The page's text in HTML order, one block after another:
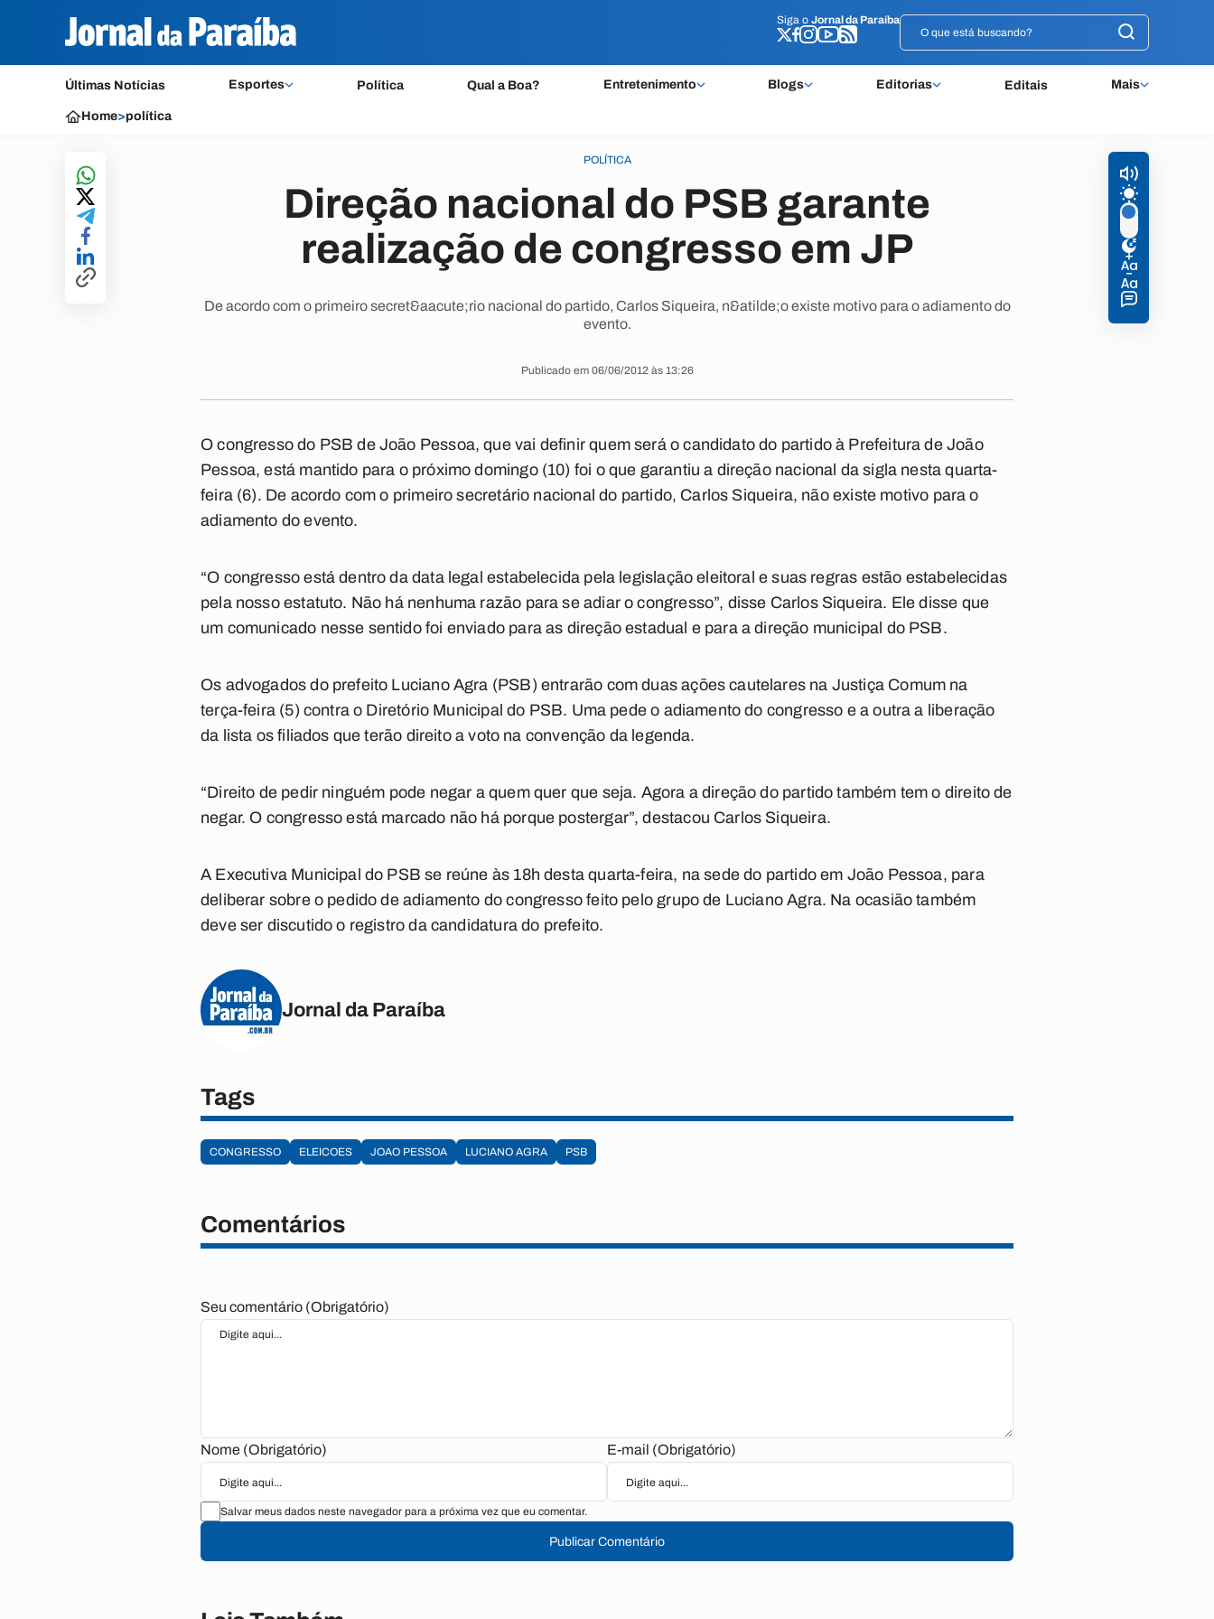
Siga o Jornal da Paraíba
Últimas Notícias Esportes Política Qual a Boa? Entretenimento Blogs Editorias Editais Mais
Siga o Jornal da Paraíba
Home>política
POLÍTICA
Direção nacional do PSB garante
realização de congresso em JP
De acordo com o primeiro secret&aacute;rio nacional do partido, Carlos Siqueira, n&atilde;o existe motivo para o adiamento do
evento.
Publicado em 06/06/2012 às 13:26
O congresso do PSB de João Pessoa, que vai definir quem será o candidato do partido à Prefeitura de João
Pessoa, está mantido para o próximo domingo (10) foi o que garantiu a direção nacional da sigla nesta quarta-
feira (6). De acordo com o primeiro secretário nacional do partido, Carlos Siqueira, não existe motivo para o
adiamento do evento.
“O congresso está dentro da data legal estabelecida pela legislação eleitoral e suas regras estão estabelecidas
pela nosso estatuto. Não há nenhuma razão para se adiar o congresso”, disse Carlos Siqueira. Ele disse que
um comunicado nesse sentido foi enviado para as direção estadual e para a direção municipal do PSB.
Os advogados do prefeito Luciano Agra (PSB) entrarão com duas ações cautelares na Justiça Comum na
terça-feira (5) contra o Diretório Municipal do PSB. Uma pede o adiamento do congresso e a outra a liberação
da lista os filiados que terão direito a voto na convenção da legenda.
“Direito de pedir ninguém pode negar a quem quer que seja. Agora a direção do partido também tem o direito de
negar. O congresso está marcado não há porque postergar”, destacou Carlos Siqueira.
A Executiva Municipal do PSB se reúne às 18h desta quarta-feira, na sede do partido em João Pessoa, para
deliberar sobre o pedido de adiamento do congresso feito pelo grupo de Luciano Agra. Na ocasião também
deve ser discutido o registro da candidatura do prefeito.
Jornal da Paraíba
Tags
CONGRESSO ELEICOES JOAO PESSOA LUCIANO AGRA PSB
Comentários
Seu comentário (Obrigatório)
Nome (Obrigatório) E-mail (Obrigatório)
Salvar meus dados neste navegador para a próxima vez que eu comentar.
Publicar Comentário